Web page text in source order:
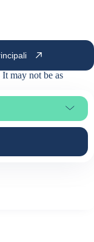
may not be as